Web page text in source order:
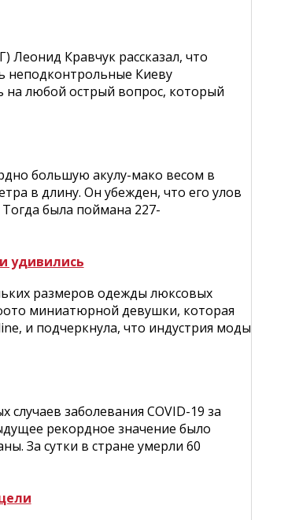
Леонид Кравчук рассказал, что
неподконтрольные Киеву
любой острый вопрос, который
большую акулу-мако весом в
в длину. Он убежден, что его улов
была поймана 227-
удивились
размеров одежды люксовых
миниатюрной девушки, которая
и подчеркнула, что индустрия моды
заболевания COVID-19 за
рекордное значение было
За сутки в стране умерли 60